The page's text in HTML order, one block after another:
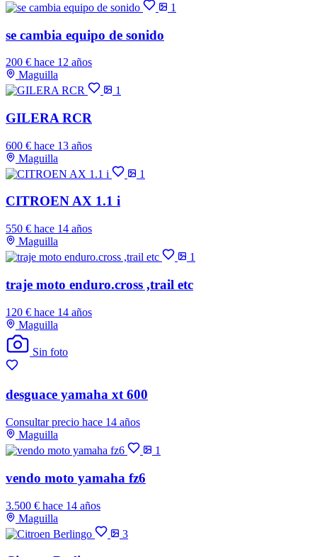
1
se cambia equipo de sonido
200 € hace 12 años
Maguilla
1
GILERA RCR
600 € hace 13 años
Maguilla
1
CITROEN AX 1.1 i
550 € hace 14 años
Maguilla
1
traje moto enduro.cross ,trail etc
120 € hace 14 años
Maguilla
Sin foto
desguace yamaha xt 600
Consultar precio hace 14 años
Maguilla
1
vendo moto yamaha fz6
3.500 € hace 14 años
Maguilla
3